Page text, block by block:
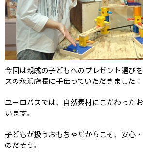
今回は親戚の子どもへのプレゼント選び
スの永浜店長に手伝っていただきました！
ユーロバスでは、自然素材にこだわった
います。
子どもが扱うおもちゃだからこそ、安心
のだそう。